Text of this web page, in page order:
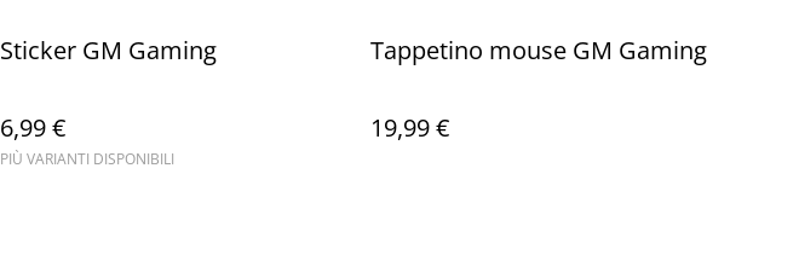
Sticker GM Gaming
6,99 €
PIÙ VARIANTI DISPONIBILI
Tappetino mouse GM Gaming
19,99 €